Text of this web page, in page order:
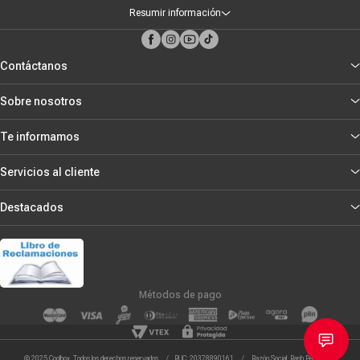
Resumir información
Contáctanos
Sobre nosotros
Te informamos
Servicios al cliente
Destacados
Métodos de pago